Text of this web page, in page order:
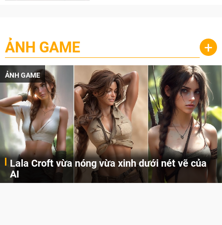
ẢNH GAME +
ẢNH GAME
Lala Croft vừa nóng vừa xinh dưới nét vẽ của
AI